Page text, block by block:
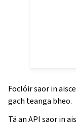
Foclóir saor in
gach teanga bheo.
Tá an API saor in